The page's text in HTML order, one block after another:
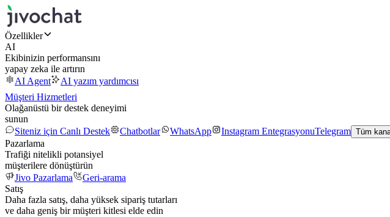
Özellikler
AI
Ekibinizin performansını
yapay zeka ile artırın
AI Agent
AI yazım yardımcısı
Müşteri Hizmetleri
Olağanüstü bir destek deneyimi
sunun
Siteniz için Canlı Destek
Chatbotlar WhatsApp Instagram EntegrasyonuTelegram Tüm
Pazarlama
Trafiği nitelikli potansiyel
müşterilere dönüştürün
Jivo Pazarlama
Geri-arama
Satış
Daha fazla satış, daha yüksek sipariş tutarları
ve daha geniş bir müşteri kitlesi elde edin